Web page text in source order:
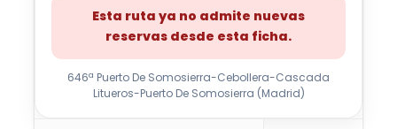
Esta ruta ya no admite nuevas
reservas desde esta ficha.
646ª Puerto De Somosierra-Cebollera-Cascada
Litueros-Puerto De Somosierra (Madrid)